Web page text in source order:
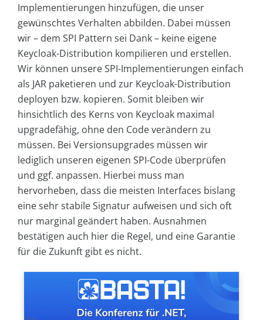
Implementierungen hinzufügen, die unser
gewünschtes Verhalten abbilden. Dabei müssen
wir – dem SPI Pattern sei Dank – keine eigene
Keycloak-Distribution kompilieren und erstellen.
Wir können unsere SPI-Implementierungen einfach
als JAR paketieren und zur Keycloak-Distribution
deployen bzw. kopieren. Somit bleiben wir
hinsichtlich des Kerns von Keycloak maximal
upgradefähig, ohne den Code verändern zu
müssen. Bei Versionsupgrades müssen wir
lediglich unseren eigenen SPI-Code überprüfen
und ggf. anpassen. Hierbei muss man
hervorheben, dass die meisten Interfaces bislang
eine sehr stabile Signatur aufweisen und sich oft
nur marginal geändert haben. Ausnahmen
bestätigen auch hier die Regel, und eine Garantie
für die Zukunft gibt es nicht.